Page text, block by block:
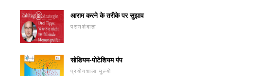
आराम करने के तरीके पर सुझाव
परामर्शदाता
सोडियम-पोटेशियम पंप
प्रयोगशाला मूल्यों